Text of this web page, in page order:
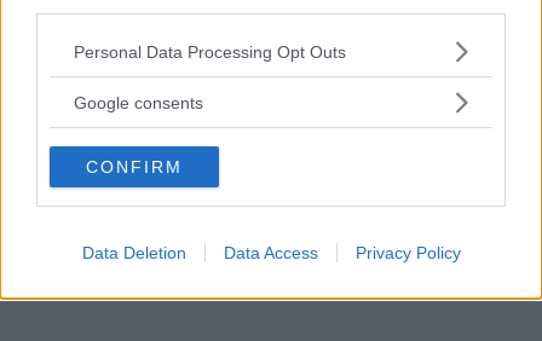
Please note that this website/app uses one or more Google
not limited to your visit or usage behaviour. You may click to
use your data for below specified purposes in below Google
consent section.
Personal Data Processing Opt Outs
Google consents
CONFIRM
Data Deletion Data Access Privacy Policy
I Storbritannien kunde bilen förbeställas i juli
och kostade då 21 495 pund (cirka 252 000
kronor). Det hyfsat skäliga priset berodde då
delvis på statliga bidrag och lågt
introduktionspris.
Diskutera:Vad tycker du om MG ZE SUV?